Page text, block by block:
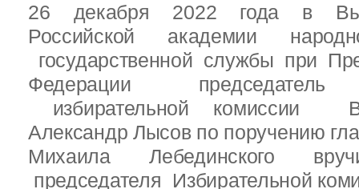
26 декабря 2022 года в
Российской академии
государственной службы при
Федерации председатель
избирательной комиссии
Александр Лысов по поручению
Михаила Лебединского
председателя Избирательной